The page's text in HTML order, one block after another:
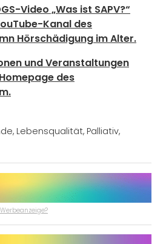
Video „Was ist SAPV?“
Kanal des
Hörschädigung im Alter.
und Veranstaltungen
des
, Lebensqualität, Palliativ,